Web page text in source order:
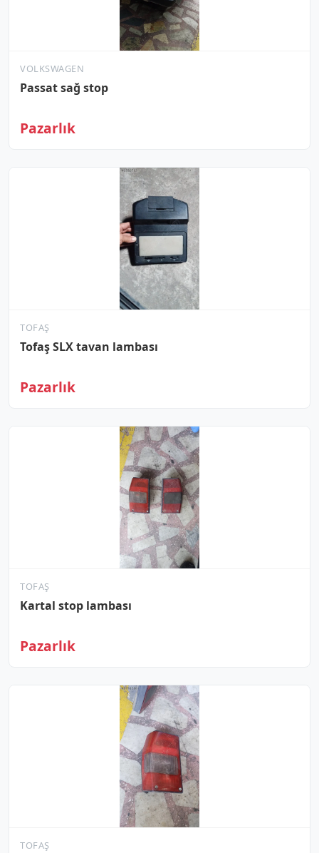
VOLKSWAGEN
Passat sağ stop
Pazarlık
TOFAŞ
Tofaş SLX tavan lambası
Pazarlık
TOFAŞ
Kartal stop lambası
Pazarlık
TOFAŞ